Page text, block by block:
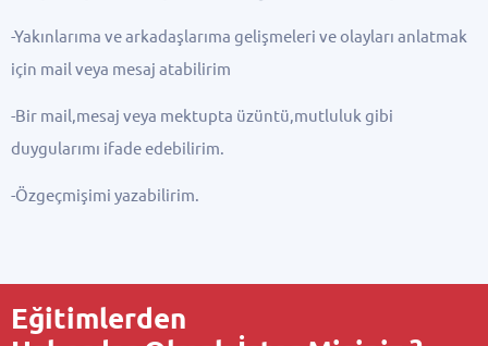
-Yakınlarıma ve arkadaşlarıma gelişmeleri ve olayları anlatmak
için mail veya mesaj atabilirim
-Bir mail,mesaj veya mektupta üzüntü,mutluluk gibi
duygularımı ifade edebilirim.
-Özgeçmişimi yazabilirim.
Eğitimlerden